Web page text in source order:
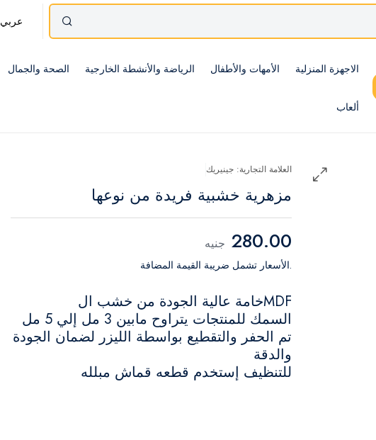
عربي
الاجهزة المنزلية الأمهات والأطفال الرياضة والأنشطة الخارجية الصحة والجمال
ألعاب
العلامة التجارية: جينيريك
مزهرية خشبية فريدة من نوعها
280.00 جنيه
.الأسعار تشمل ضريبة القيمة المضافة
MDFخامة عالية الجودة من خشب ال
السمك للمنتجات يتراوح مابين 3 مل إلي 5 مل
تم الحفر والتقطيع بواسطة الليزر لضمان الجودة
والدقة
للتنظيف إستخدم قطعه قماش مبلله